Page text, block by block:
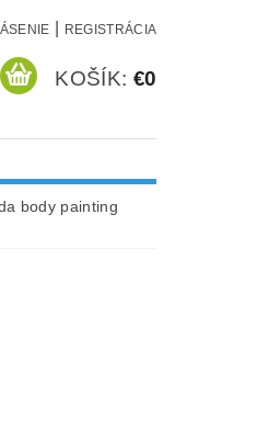
REGISTRÁCIA
KOŠÍK: €0
body painting